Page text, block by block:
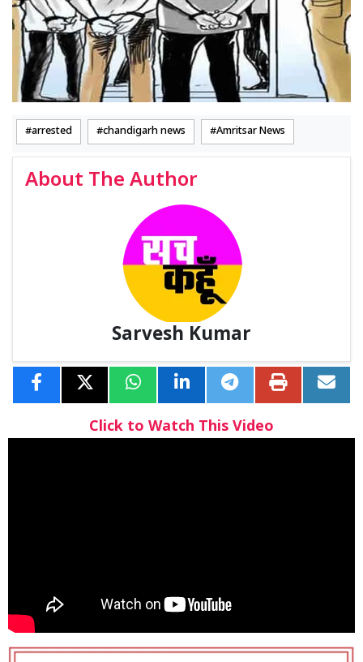
arrested chandigarh news Amritsar News
About The Author
Sarvesh Kumar
Click to Watch This Video